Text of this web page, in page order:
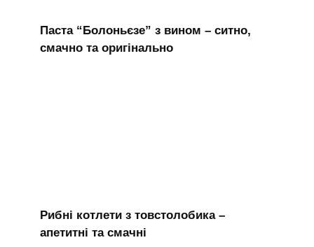
Паста “Болоньєзе” з вином – ситно,
смачно та оригінально
Рибні котлети з товстолобика –
апетитні та смачні